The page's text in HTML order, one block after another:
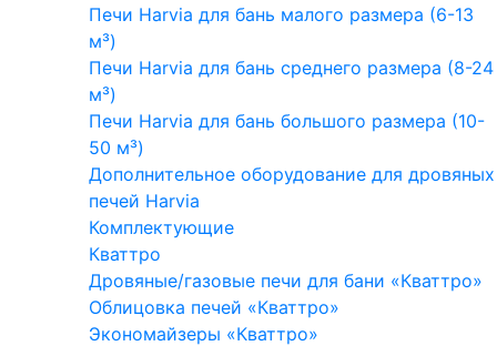
Печи Harvia для бань малого размера (6-13
м³)
Печи Harvia для бань среднего размера (8-24
м³)
Печи Harvia для бань большого размера (10-
50 м³)
Дополнительное оборудование для дровяных
печей Harvia
Комплектующие
Кваттро
Дровяные/газовые печи для бани «Кваттро»
Облицовка печей «Кваттро»
Экономайзеры «Кваттро»